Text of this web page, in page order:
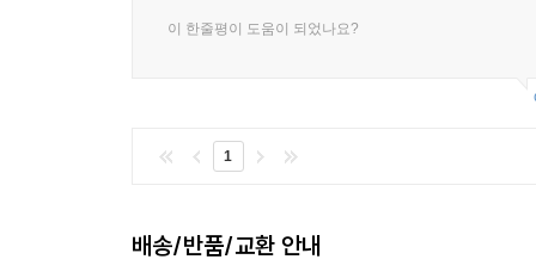
이 한줄평이 도움이 되었나요?
1
배송/반품/교환 안내